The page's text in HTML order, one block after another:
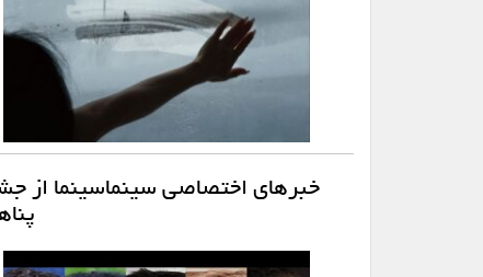
خبرهای اختصاصی سینماسینما از